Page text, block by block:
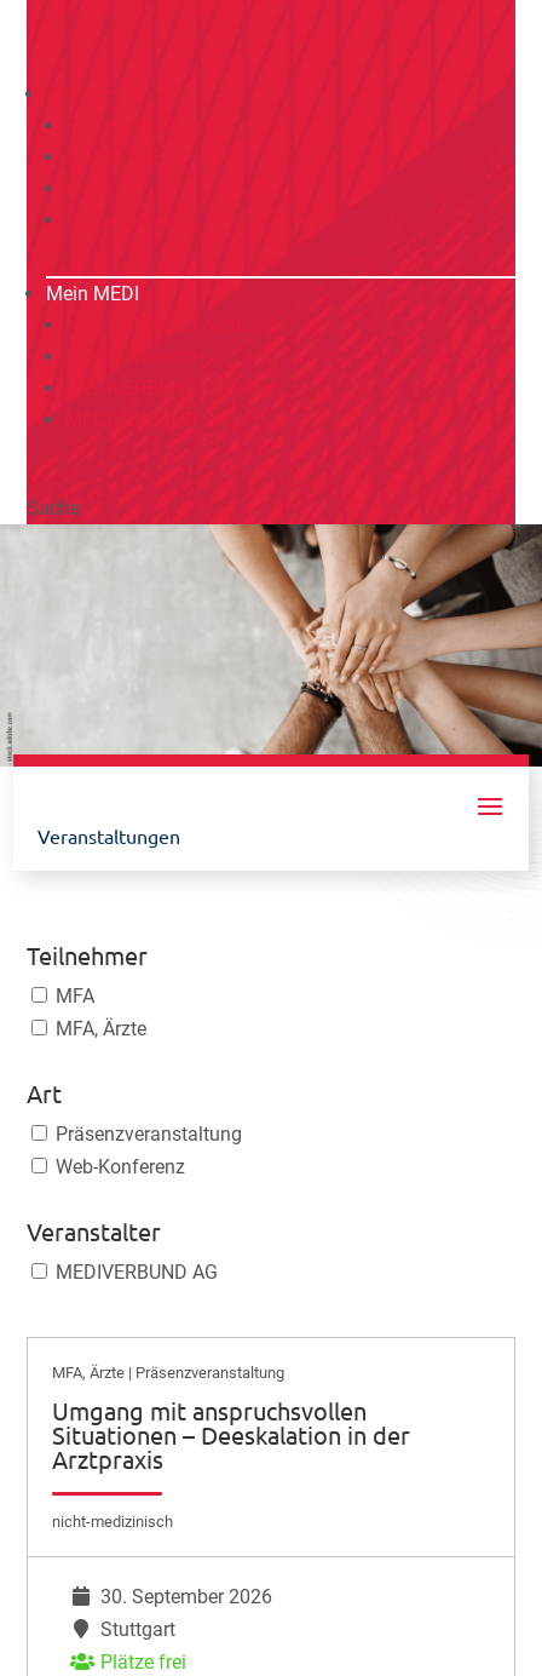
Mein MEDI
Suche
Veranstaltungen
Teilnehmer
MFA
MFA, Ärzte
Art
Präsenzveranstaltung
Web-Konferenz
Veranstalter
MEDIVERBUND AG
MFA, Ärzte | Präsenzveranstaltung
Umgang mit anspruchsvollen
Situationen – Deeskalation in der
Arztpraxis
nicht-medizinisch
30. September 2026
Stuttgart
Plätze frei